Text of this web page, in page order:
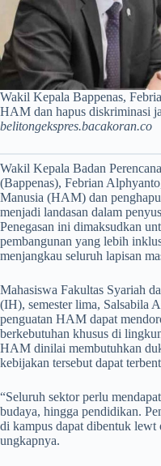
Wakil Kepala Bappenas,
HAM dan hapus diskriminasi
belitongekspres.bacakoran.co
Wakil Kepala Badan
(Bappenas), Febrian
Manusia (HAM) dan
menjadi landasan dalam
Penegasan ini dimaksudkan
pembangunan yang lebih
menjangkau seluruh lapisan
Mahasiswa Fakultas Syariah
(IH), semester lima, Salsabila
penguatan HAM dapat
berkebutuhan khusus di
HAM dinilai membutuhkan
kebijakan tersebut dapat
“Seluruh sektor perlu
budaya, hingga pendidikan.
di kampus dapat dibentuk lewt
ungkapnya.